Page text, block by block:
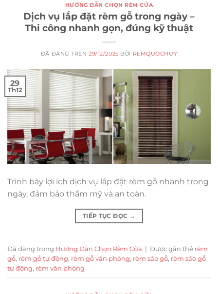
HƯỚNG DẪN CHỌN RÈM CỬA
Dịch vụ lắp đặt rèm gỗ trong ngày –
Thi công nhanh gọn, đúng kỹ thuật
ĐÃ ĐĂNG TRÊN29/12/2025 BỞI REMQUOCHUY
29
Th12
Trình bày lợi ích dịch vụ lắp đặt rèm gỗ nhanh trong
ngày, đảm bảo thẩm mỹ và an toàn.
TIẾP TỤC ĐỌC →
Đã đăng trong Hướng Dẫn Chọn Rèm Cửa | Được gắn thẻ rèm
gỗ, rèm gỗ tự động, rèm gỗ văn phòng, rèm sáo gỗ, rèm sáo gỗ
tự động, rèm văn phòng